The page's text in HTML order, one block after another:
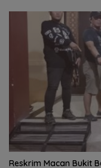
Reskrim Macan Bukit